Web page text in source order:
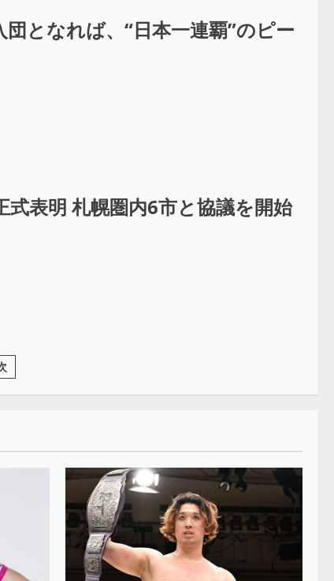
となれば、“日本一連覇”のピー
表明 札幌圏内6市と協議を開始